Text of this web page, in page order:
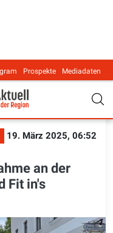
Prospekte Mediadaten
19. März 2025, 06:52
an der
Fit in's